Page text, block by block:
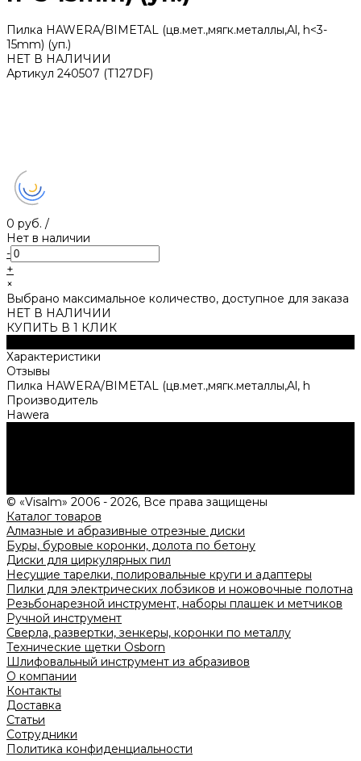
Пилка HAWERA/BIMETAL (цв.мет.,мягк.металлы,Al, h<3-
15mm) (уп.)
НЕТ В НАЛИЧИИ
Артикул 240507 (T127DF)
0 руб. /
Нет в наличии
-
+
×
Выбрано максимальное количество, доступное для заказа
НЕТ В НАЛИЧИИ
КУПИТЬ В 1 КЛИК
Характеристики
Отзывы
Пилка HAWERA/BIMETAL (цв.мет.,мягк.металлы,Al, h
Производитель
Hawera
© «Visalm» 2006 - 2026, Все права защищены
Каталог товаров
Алмазные и абразивные отрезные диски
Буры, буровые коронки, долота по бетону
Диски для циркулярных пил
Несущие тарелки, полировальные круги и адаптеры
Пилки для электрических лобзиков и ножовочные полотна
Резьбонарезной инструмент, наборы плашек и метчиков
Ручной инструмент
Сверла, развертки, зенкеры, коронки по металлу
Технические щетки Osborn
Шлифовальный инструмент из абразивов
О компании
Контакты
Доставка
Статьи
Сотрудники
Политика конфиденциальности